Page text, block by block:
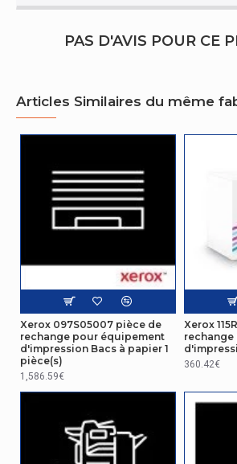
PAS D'AVIS POUR CE
Articles Similaires du même
Xerox 097S05007 pièce de
rechange pour équipement
d'impression Bacs à papier 1
pièce(s)
1,586.59€
Xerox
360.42€